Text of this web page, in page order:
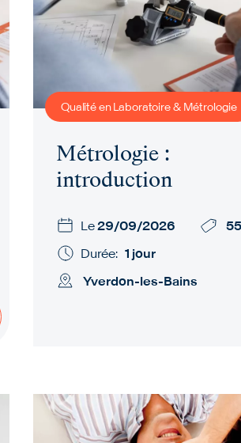
Qualité en Laboratoire & Métrologie
Métrologie :
introduction
Le29/09/2026
Durée: 1 jour
Yverdon-les-Bains